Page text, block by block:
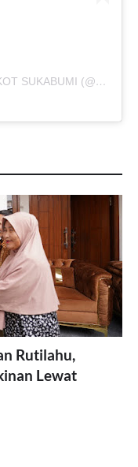
Sebuah kiriman dibagikan oleh PEMKOT SUKABUMI (@pemkotsukabumi_)
Rutilahu,
Lewat